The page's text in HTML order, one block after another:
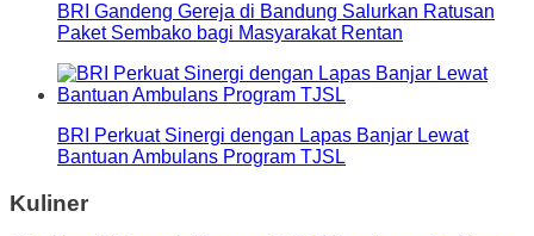
BRI Gandeng Gereja di Bandung Salurkan Ratusan
Paket Sembako bagi Masyarakat Rentan
BRI Perkuat Sinergi dengan Lapas Banjar Lewat
Bantuan Ambulans Program TJSL
Kuliner